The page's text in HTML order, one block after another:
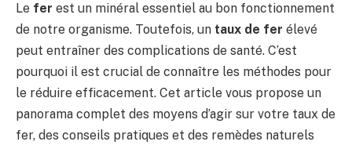
Le fer est un minéral essentiel au bon fonctionnement
de notre organisme. Toutefois, un taux de fer élevé
peut entraîner des complications de santé. C’est
pourquoi il est crucial de connaître les méthodes pour
le réduire efficacement. Cet article vous propose un
panorama complet des moyens d’agir sur votre taux de
fer, des conseils pratiques et des remèdes naturels